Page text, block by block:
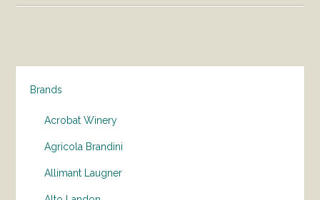
Brands
Acrobat Winery
Agricola Brandini
Allimant Laugner